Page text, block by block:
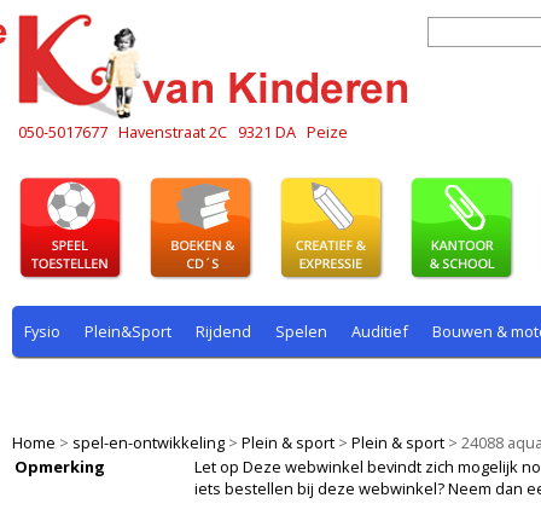
050-5017677 Havenstraat 2C 9321 DA Peize
Fysio Plein&Sport Rijdend Spelen Auditief Bouwen &
Home > spel-en-ontwikkeling > Plein & sport > Plein & sport > 24088
Opmerking
Let op Deze webwinkel bevindt zich mogelijk
iets bestellen bij deze webwinkel? Neem dan